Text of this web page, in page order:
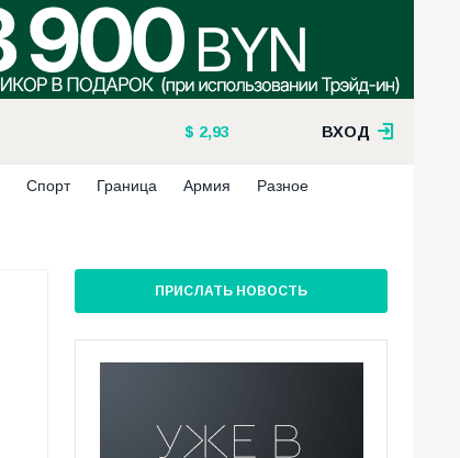
2,93 ВХОД
Спорт Граница Армия Разное
ПРИСЛАТЬ НОВОСТЬ